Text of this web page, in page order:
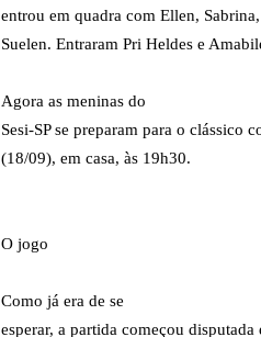
entrou em quadra com Ellen,
Suelen. Entraram Pri Heldes e
Agora as meninas do
Sesi-SP se preparam para o clássico
(18/09), em casa, às 19h30.
O jogo
Como já era de se
esperar, a partida começou